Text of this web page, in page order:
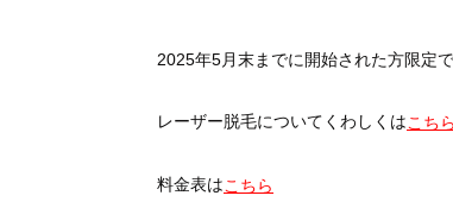
2025年5月末までに開始された方限定で
レーザー脱毛についてくわしくはこちら
料金表はこちら